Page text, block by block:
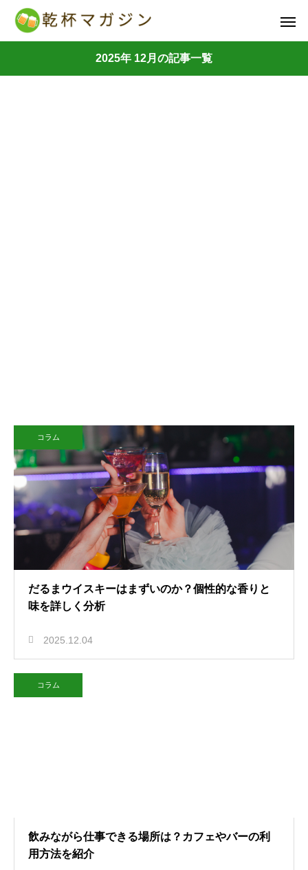
2025年 12月の記事一覧
コラム
だるまウイスキーはまずいのか？個性的な香りと
味を詳しく分析
2025.12.04
コラム
飲みながら仕事できる場所は？カフェやバーの利
用方法を紹介